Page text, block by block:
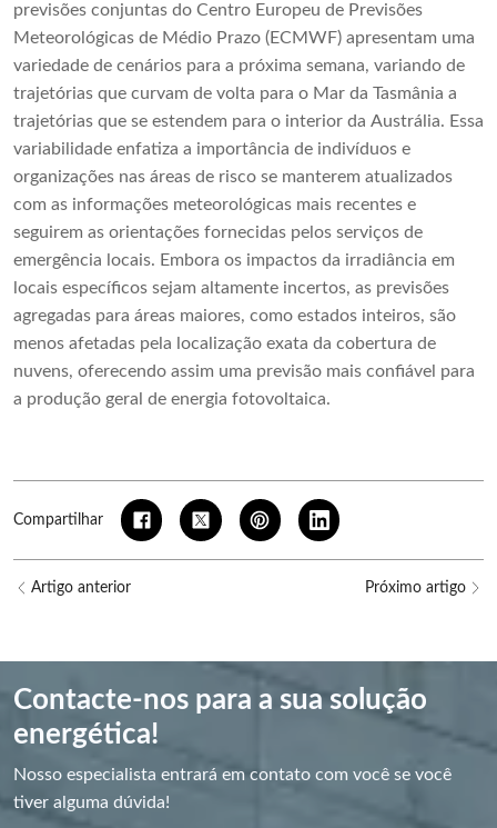
previsões conjuntas do Centro Europeu de Previsões
Meteorológicas de Médio Prazo (ECMWF) apresentam uma
variedade de cenários para a próxima semana, variando de
trajetórias que curvam de volta para o Mar da Tasmânia a
trajetórias que se estendem para o interior da Austrália. Essa
variabilidade enfatiza a importância de indivíduos e
organizações nas áreas de risco se manterem atualizados
com as informações meteorológicas mais recentes e
seguirem as orientações fornecidas pelos serviços de
emergência locais. Embora os impactos da irradiância em
locais específicos sejam altamente incertos, as previsões
agregadas para áreas maiores, como estados inteiros, são
menos afetadas pela localização exata da cobertura de
nuvens, oferecendo assim uma previsão mais confiável para
a produção geral de energia fotovoltaica.
Compartilhar
Artigo anterior Próximo artigo
Contacte-nos para a sua solução
energética!
Nosso especialista entrará em contato com você se você
tiver alguma dúvida!